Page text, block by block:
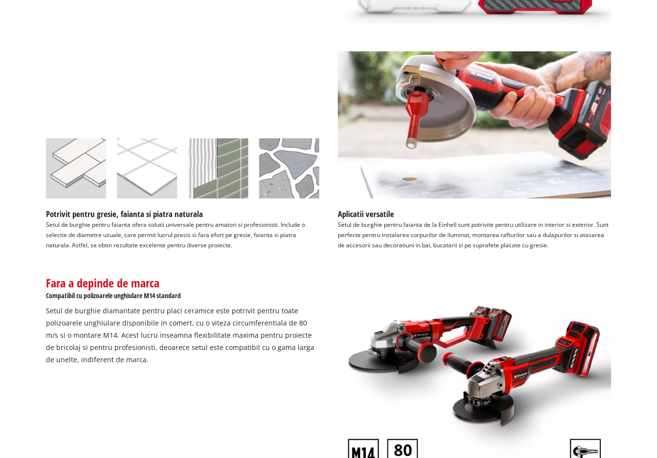
Avem nevoie de acordul dvs. pentru a
visitor. The website owner needs to setup
the site with their CMP to add this content
Usercentrics Consent
Management Platform
Potrivit pentru gresie, faianta si piatra naturala
Setul de burghie pentru faianta ofera solutii universale pentru amatori si profesionisti. Include o
selectie de diametre uzuale, care permit lucrul precis si fara efort pe gresie, faianta si piatra
naturala. Astfel, se obtin rezultate excelente pentru diverse proiecte.
Aplicatii versatile
Setul de burghie pentru faianta de la Einhell sunt potrivite pentru utilizare in interior si exterior. Sunt
perfecte pentru instalarea corpurilor de iluminat, montarea rafturilor sau a dulapurilor si atasarea
de accesorii sau decoratiuni in bai, bucatarii si pe suprafete placate cu gresie.
Fara a depinde de marca
Compatibil cu polizoarele unghiulare M14 standard
Setul de burghie diamantate pentru placi ceramice este potrivit pentru toate
polizoarele unghiulare disponibile in comert, cu o viteza circumferentiala de 80
m/s si o montare M14. Acest lucru inseamna flexibilitate maxima pentru proiecte
de bricolaj si pentru profesionisti, deoarece setul este compatibil cu o gama larga
de unelte, indiferent de marca.